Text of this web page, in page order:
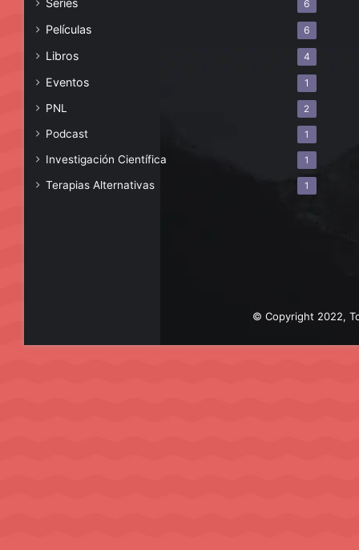
Series 6
Películas 6
Libros 4
Eventos 1
PNL 2
Podcast 1
Investigación Científica 1
Terapias Alternativas 1
© Copyright 2022,